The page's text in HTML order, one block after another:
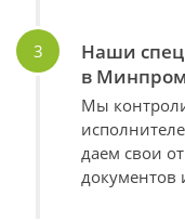
Наши
в
Мы
даем свои
документов